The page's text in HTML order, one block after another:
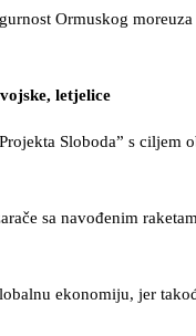
Ormuskog
letjelice
Sloboda” s
sa navođenim
ekonomiju, jer